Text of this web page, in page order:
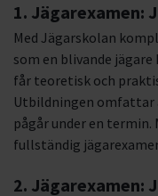
1. Jägarexamen:
Med Jägarskolan
som en blivande
får teoretisk och
Utbildningen omfattar
pågår under en termin.
fullständig
2. Jägarexamen: